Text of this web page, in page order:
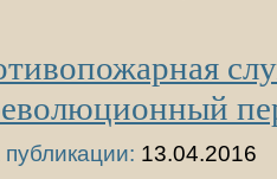
13.04.2016